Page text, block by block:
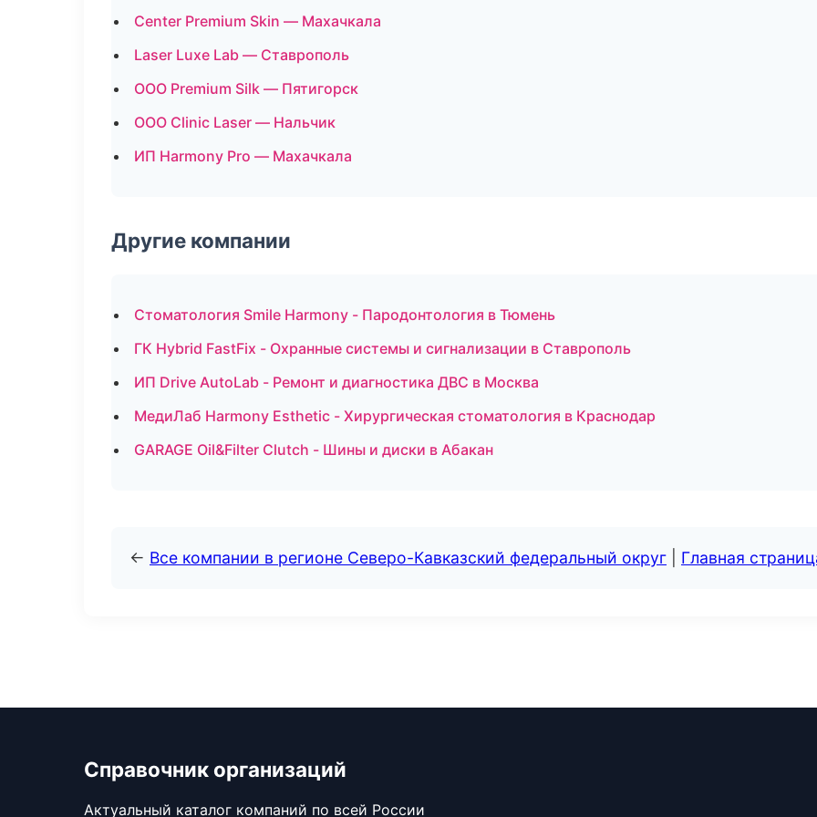
Center Premium Skin — Махачкала
Laser Luxe Lab — Ставрополь
ООО Premium Silk — Пятигорск
ООО Clinic Laser — Нальчик
ИП Harmony Pro — Махачкала
Другие компании
Стоматология Smile Harmony - Пародонтология в Тюмень
ГК Hybrid FastFix - Охранные системы и сигнализации в Ставрополь
ИП Drive AutoLab - Ремонт и диагностика ДВС в Москва
МедиЛаб Harmony Esthetic - Хирургическая стоматология в Краснодар
GARAGE Oil&Filter Clutch - Шины и диски в Абакан
← Все компании в регионе Северо-Кавказский федеральный округ Главная
Справочник организаций
Актуальный каталог компаний по всей России